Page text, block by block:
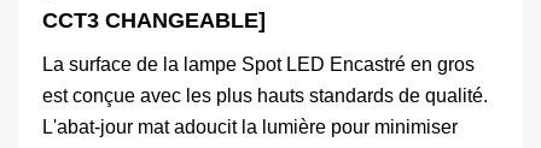
CCT3 CHANGEABLE]
La surface de la lampe Spot LED Encastré en gros
est conçue avec les plus hauts standards de qualité.
L'abat-jour mat adoucit la lumière pour minimiser